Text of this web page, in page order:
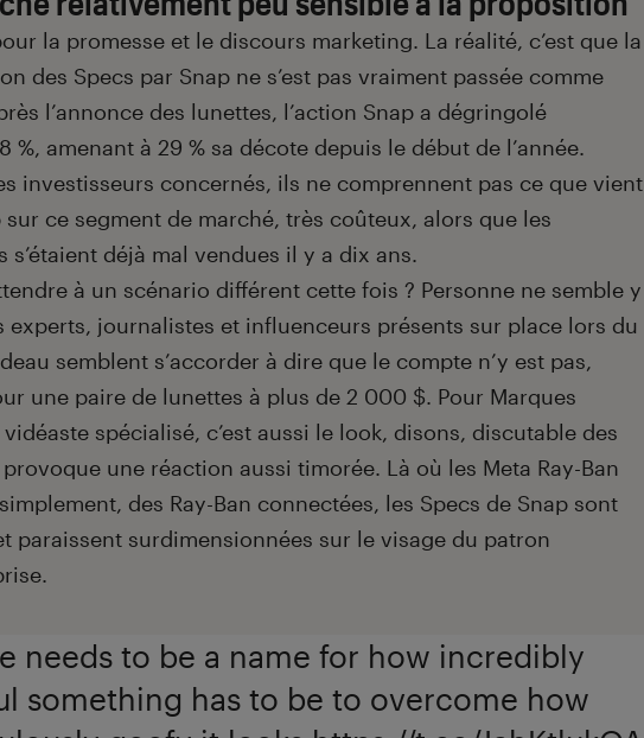
la promesse et le discours marketing. La réalité, c’est que la
des Specs par Snap ne s’est pas vraiment passée comme
l’annonce des lunettes, l’action Snap a dégringolé
%, amenant à 29 % sa décote depuis le début de l’année.
investisseurs concernés, ils ne comprennent pas ce que vient
sur ce segment de marché, très coûteux, alors que les
s’étaient déjà mal vendues il y a dix ans.
à un scénario différent cette fois ? Personne ne semble y
experts, journalistes et influenceurs présents sur place lors du
semblent s’accorder à dire que le compte n’y est pas,
une paire de lunettes à plus de 2 000 $. Pour Marques
spécialisé, c’est aussi le look, disons, discutable des
une réaction aussi timorée. Là où les Meta Ray-Ban
des Ray-Ban connectées, les Specs de Snap sont
paraissent surdimensionnées sur le visage du patron
needs to be a name for how incredibly
something has to be to overcome how